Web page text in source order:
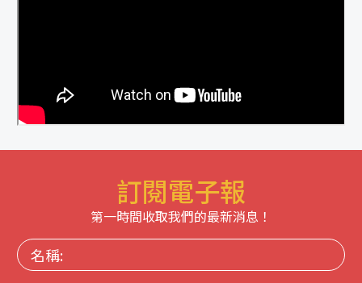
訂閱電子報
第一時間收取我們的最新消息！
名
稱: